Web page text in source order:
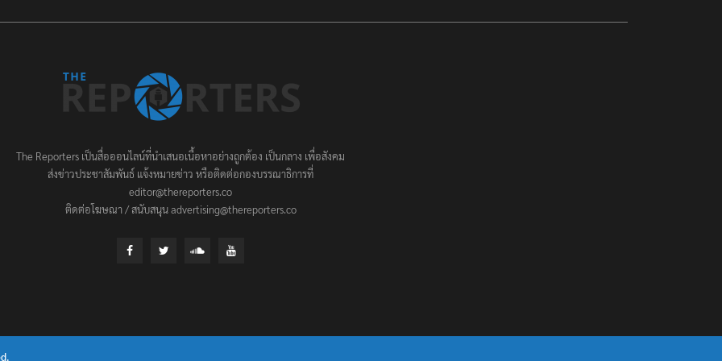
The Reporters เป็นสื่อออนไลน์ที่นำเสนอเนื้อหาอย่างถูกต้อง เป็นกลาง เพื่อสังคม
ส่งข่าวประชาสัมพันธ์ แจ้งหมายข่าว หรือติดต่อกองบรรณาธิการที่
editor@thereporters.co
ติดต่อโฆษณา / สนับสนุน advertising@thereporters.co